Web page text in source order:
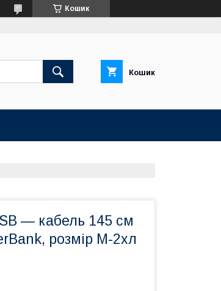
Кошик
Кошик
— кабель 145 см
розмір М-2хл